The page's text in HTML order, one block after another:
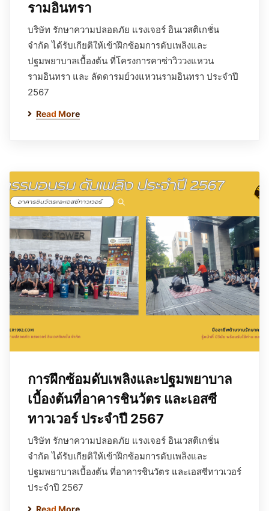
รามอินทรา
บริษัท รักษาความปลอดภัย แรงเจอร์ อินเวสติเกชั่น
จำกัด ได้รับเกียติให้เข้าฝึกซ้อมการดับเพลิงและ
ปฐมพยาบาลเบื้องต้น ที่โครงการคาซ่าวิววงแหวน
รามอินทรา และ ลัดดารมย์วงแหวนรามอินทรา ประจำปี
2567
Read More
การฝึกซ้อมดับเพลิงและปฐมพยาบาล
เบื้องต้นที่อาคารชินวัตร และเอสซี
ทาวเวอร์ ประจำปี 2567
บริษัท รักษาความปลอดภัย แรงเจอร์ อินเวสติเกชั่น
จำกัด ได้รับเกียติให้เข้าฝึกซ้อมการดับเพลิงและ
ปฐมพยาบาลเบื้องต้น ที่อาคารชินวัตร และเอสซีทาวเวอร์
ประจำปี 2567
Read More